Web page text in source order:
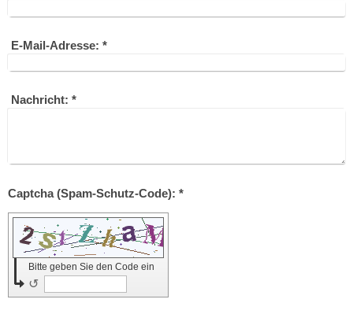
E-Mail-Adresse: *
Nachricht: *
Captcha (Spam-Schutz-Code): *
Bitte geben Sie den Code ein
↺